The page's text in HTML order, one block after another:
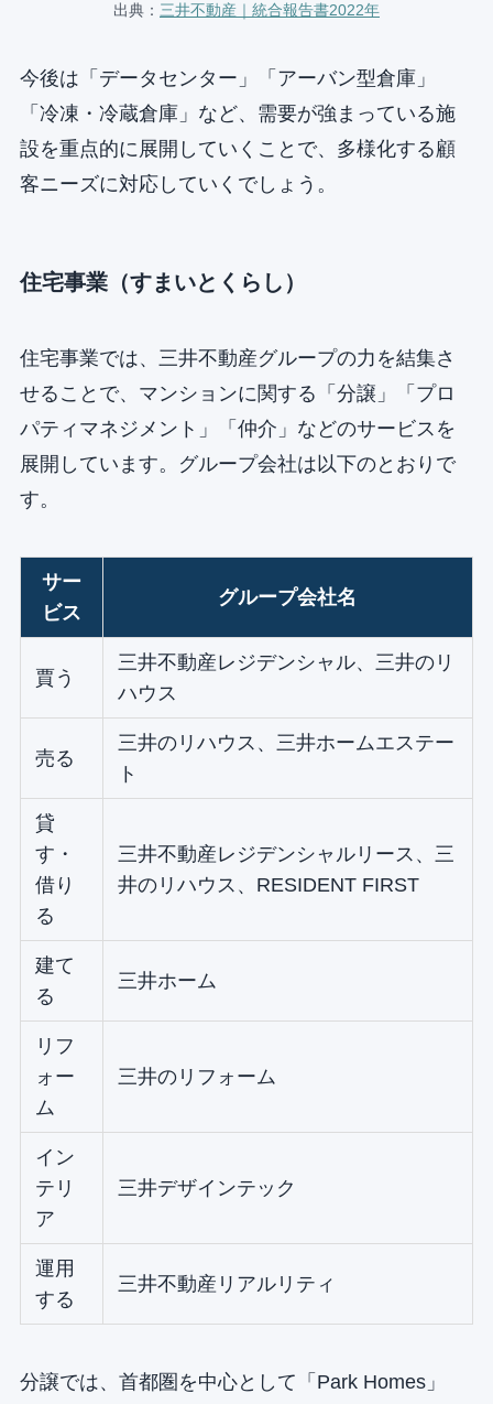
出典： 三井不動産｜統合報告書2022年
今後は「データセンター」「アーバン型倉庫」
「冷凍・冷蔵倉庫」など、需要が強まっている施
設を重点的に展開していくことで、多様化する顧
客ニーズに対応していくでしょう。
住宅事業（すまいとくらし）
住宅事業では、三井不動産グループの力を結集さ
せることで、マンションに関する「分譲」「プロ
パティマネジメント」「仲介」などのサービスを
展開しています。グループ会社は以下のとおりで
す。
サー
ビス
グループ会社名
賈う
三井不動産レジデンシャル、三井のリ
ハウス
売る
三井のリハウス、三井ホームエステー
ト
貸
す・
借り
る
三井不動産レジデンシャルリース、三
井のリハウス、RESIDENT FIRST
建て
る
三井ホーム
リフ
ォー
ム
三井のリフォーム
イン
テリ
ア
三井デザインテック
運用
する
三井不動産リアルリティ
分譲では、首都圏を中心として「Park Homes」